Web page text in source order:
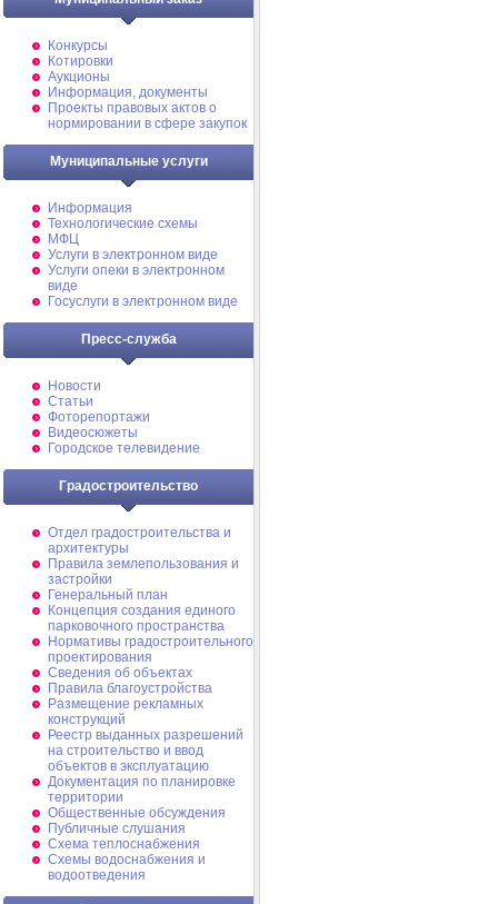
Конкурсы
Котировки
Аукционы
Информация, документы
Проекты правовых актов о
нормировании в сфере закупок
Муниципальные услуги
Информация
Технологические схемы
МФЦ
Услуги в электронном виде
Услуги опеки в электронном
виде
Госуслуги в электронном виде
Пресс-служба
Новости
Статьи
Фоторепортажи
Видеосюжеты
Городское телевидение
Градостроительство
Отдел градостроительства и
архитектуры
Правила землепользования и
застройки
Генеральный план
Концепция создания единого
парковочного пространства
Нормативы градостроительного
проектирования
Сведения об объектах
Правила благоустройства
Размещение рекламных
конструкций
Реестр выданных разрешений
на строительство и ввод
объектов в эксплуатацию
Документация по планировке
территории
Общественные обсуждения
Публичные слушания
Схема теплоснабжения
Схемы водоснабжения и
водоотведения